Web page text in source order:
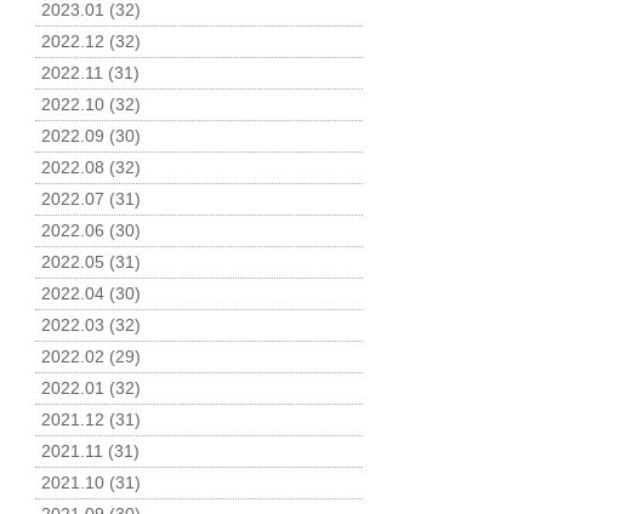
2023.01 (32)
2022.12 (32)
2022.11 (31)
2022.10 (32)
2022.09 (30)
2022.08 (32)
2022.07 (31)
2022.06 (30)
2022.05 (31)
2022.04 (30)
2022.03 (32)
2022.02 (29)
2022.01 (32)
2021.12 (31)
2021.11 (31)
2021.10 (31)